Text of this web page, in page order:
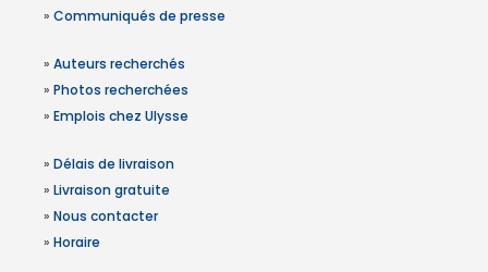
» Communiqués de presse
» Auteurs recherchés
» Photos recherchées
» Emplois chez Ulysse
» Délais de livraison
» Livraison gratuite
» Nous contacter
» Horaire